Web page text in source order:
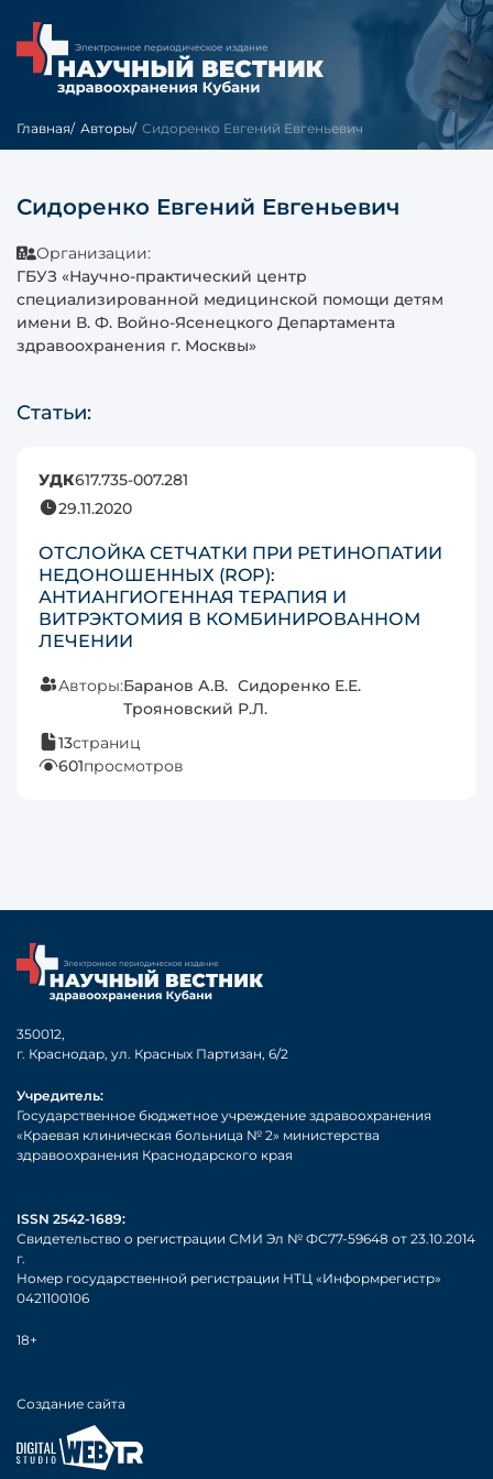
Главная Авторы Сидоренко Евгений Евгеньевич
Сидоренко Евгений Евгеньевич
Организации:
ГБУЗ «Научно-практический центр
специализированной медицинской помощи детям
имени В. Ф. Войно-Ясенецкого Департамента
здравоохранения г. Москвы»
Статьи:
УДК617.735-007.281
29.11.2020
ОТСЛОЙКА СЕТЧАТКИ ПРИ РЕТИНОПАТИИ
НЕДОНОШЕННЫХ (ROP):
АНТИАНГИОГЕННАЯ ТЕРАПИЯ И
ВИТРЭКТОМИЯ В КОМБИНИРОВАННОМ
ЛЕЧЕНИИ
Авторы:Баранов А.В. Сидоренко Е.Е.
Трояновский Р.Л.
13страниц
601просмотров
350012,
г. Краснодар, ул. Красных Партизан, 6/2
Учредитель:
Государственное бюджетное учреждение здравоохранения
«Краевая клиническая больница № 2» министерства
здравоохранения Краснодарского края
ISSN 2542-1689:
Свидетельство о регистрации СМИ Эл № ФС77-59648 от 23.10.2014
г.
Номер государственной регистрации НТЦ «Информрегистр»
0421100106
18+
Создание сайта